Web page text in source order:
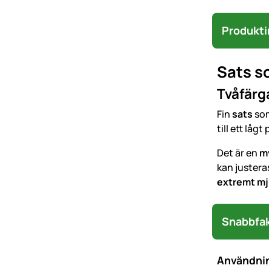
Sats
Finsats
till ett lågt
Det är en
kan
extremt